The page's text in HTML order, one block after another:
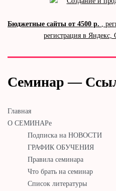
Бюджетные сайты от 4500 р.
,
регистрация в Яндекс,
Семинар —
Главная
О СЕМИНАРе
Подписка на НОВОСТИ
ГРАФИК ОБУЧЕНИЯ
Правила семинара
Что брать на семинар
Список литературы